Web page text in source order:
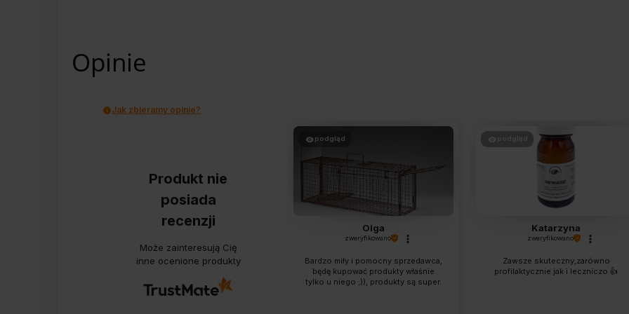
Opinie
Jak zbieramy opinie?
Produkt nie
posiada
recenzji
Może zainteresują Cię
inne ocenione produkty
podgląd
Olga
zweryfikowano
Bardzo miły i pomocny sprzedawca,
będę kupować produkty właśnie
tylko u niego ;)), produkty są super.
podgląd
Katarzyna
zweryfikowano
Zawsze skuteczny,zarówno
profilaktycznie jak i leczniczo.👍️